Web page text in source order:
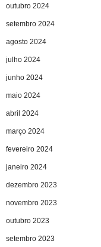
outubro 2024
setembro 2024
agosto 2024
julho 2024
junho 2024
maio 2024
abril 2024
março 2024
fevereiro 2024
janeiro 2024
dezembro 2023
novembro 2023
outubro 2023
setembro 2023